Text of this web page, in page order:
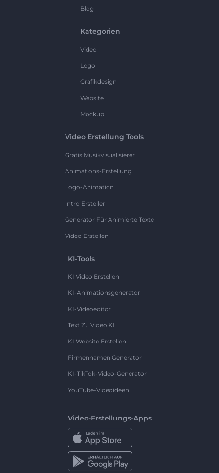
Blog
Kategorien
Video
Logo
Grafikdesign
Website
Mockup
Video Erstellung Tools
Gratis Musikvisualisierer
Animations-Erstellung
Logo-Animation
Intro Ersteller
Generator Für Animierte Texte
Video Erstellen
KI-Tools
KI Video Erstellen
KI-Animationsgenerator
KI-Videoeditor
Text Zu Video KI
KI Website Erstellen
Firmennamen Generator
KI-TikTok-Video-Generator
YouTube-Videoideen
Video-Erstellungs-Apps